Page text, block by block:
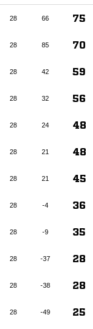
28 66 75
28 85 70
28 42 59
28 32 56
28 24 48
28 21 48
28 21 45
28 -4 36
28 -9 35
28 -37 28
28 -38 28
28 -49 25